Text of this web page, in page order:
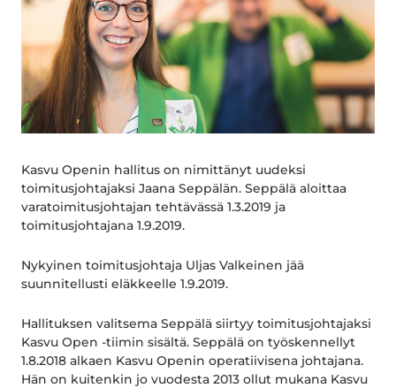
Kasvu Openin hallitus on nimittänyt uudeksi
toimitusjohtajaksi Jaana Seppälän. Seppälä aloittaa
varatoimitusjohtajan tehtävässä 1.3.2019 ja
toimitusjohtajana 1.9.2019.
Nykyinen toimitusjohtaja Uljas Valkeinen jää
suunnitellusti eläkkeelle 1.9.2019.
Hallituksen valitsema Seppälä siirtyy toimitusjohtajaksi
Kasvu Open -tiimin sisältä. Seppälä on työskennellyt
1.8.2018 alkaen Kasvu Openin operatiivisena johtajana.
Hän on kuitenkin jo vuodesta 2013 ollut mukana Kasvu